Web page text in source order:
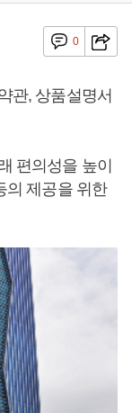
0
관, 상품설명서
편의성을 높이
의 제공을 위한